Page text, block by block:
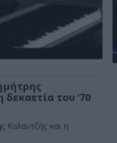
του ‘70
Καλαντζής και η